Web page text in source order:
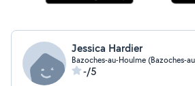
Jessica Hardier
Bazoches-au-Houlme (Bazoches-
-/5